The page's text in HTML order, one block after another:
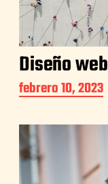
Diseño web
febrero 10, 2023